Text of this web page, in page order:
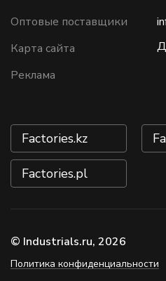
Оптовые поставщики
Карта сайта
Реклама
Factories.kz
Factories.pl
© Industrials.ru, 2026
Политика конфиденциальности